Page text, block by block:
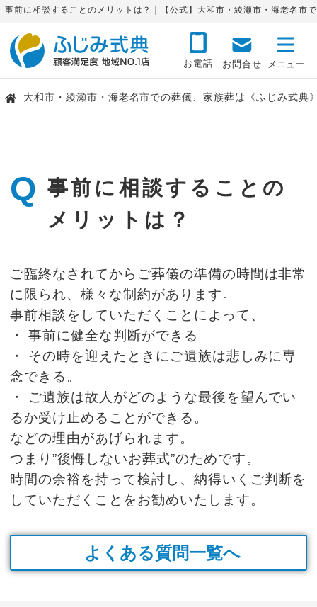
事前に相談することのメリットは？｜【公式】大和市・綾瀬市・海老名市
お電話 お問合せ
大和市・綾瀬市・海老名市での葬儀、家族葬は《ふじみ式典
Q 事前に相談することの
メリットは？
ご臨終なされてからご葬儀の準備の時間は非常
に限られ、様々な制約があります。
事前相談をしていただくことによって、
・ 事前に健全な判断ができる。
・ その時を迎えたときにご遺族は悲しみに専
念できる。
・ ご遺族は故人がどのような最後を望んでい
るか受け止めることができる。
などの理由があげられます。
つまり”後悔しないお葬式”のためです。
時間の余裕を持って検討し、納得いくご判断を
していただくことをお勧めいたします。
よくある質問一覧へ